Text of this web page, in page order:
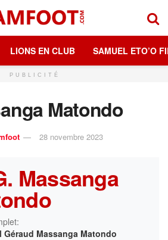
LIONS EN CLUB SAMUEL ETO’O
PUBLICITÉ
Matondo
28 novembre 2023
Massanga
Géraud Massanga Matondo